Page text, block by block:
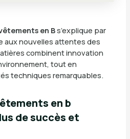
en Bs’explique par
aux nouvelles attentes des
combinent innovation
tout en
techniques remarquables.
en b
de succès et